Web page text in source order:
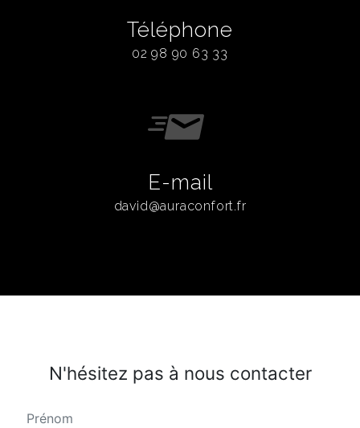
Téléphone
02 98 90 63 33
E-mail
david@auraconfort.fr
N'hésitez pas à nous contacter